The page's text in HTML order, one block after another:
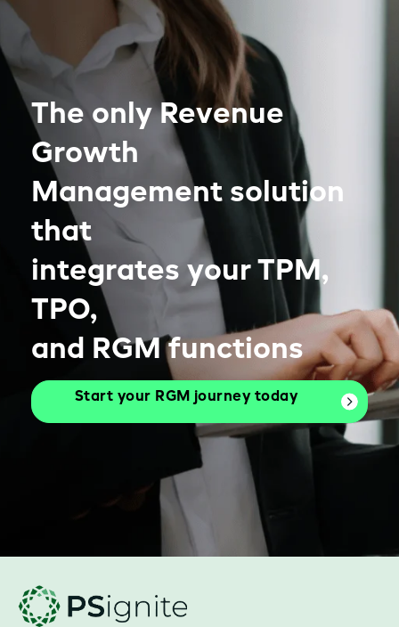
The only Revenue
Growth
Management solution
that
integrates your TPM,
TPO,
and RGM functions
Start your RGM journey today